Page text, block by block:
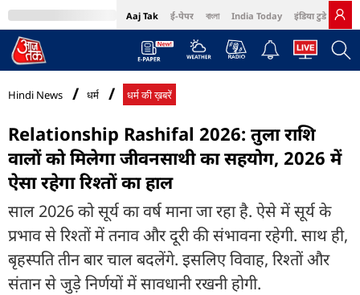
Aaj Tak ई-पेपर বাংলা India Today इंडिया टुडे हिंदी
MumbaiTak Cosmopolitan Harper's Bazaar Northeast
Hindi News धर्म धर्म की ख़बरें
Relationship Rashifal 2026: तुला राशि
वालों को मिलेगा जीवनसाथी का सहयोग, 2026 में
ऐसा रहेगा रिश्तों का हाल
साल 2026 को सूर्य का वर्ष माना जा रहा है. ऐसे में सूर्य के
प्रभाव से रिश्तों में तनाव और दूरी की संभावना रहेगी. साथ ही,
बृहस्पति तीन बार चाल बदलेंगे. इसलिए विवाह, रिश्तों और
संतान से जुड़े निर्णयों में सावधानी रखनी होगी.